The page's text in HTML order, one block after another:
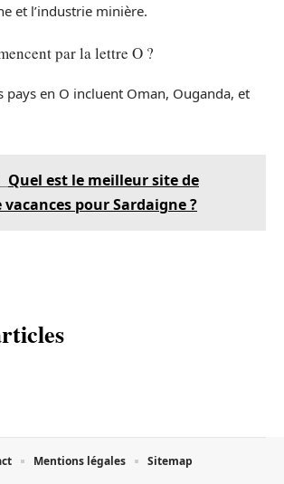
et l’industrie minière.
par la lettre O ?
pays en O incluent Oman, Ouganda, et
Quel est le meilleur site de
pour Sardaigne ?
Mentions légales Sitemap